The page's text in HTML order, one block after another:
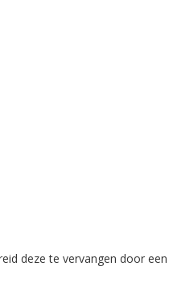
deze te vervangen door een